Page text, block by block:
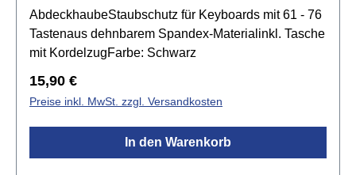
AbdeckhaubeStaubschutz für Keyboards mit 61 - 76
Tastenaus dehnbarem Spandex-Materialinkl. Tasche
mit KordelzugFarbe: Schwarz
Regulärer Preis:
15,90 €
Preise inkl. MwSt. zzgl. Versandkosten
In den Warenkorb